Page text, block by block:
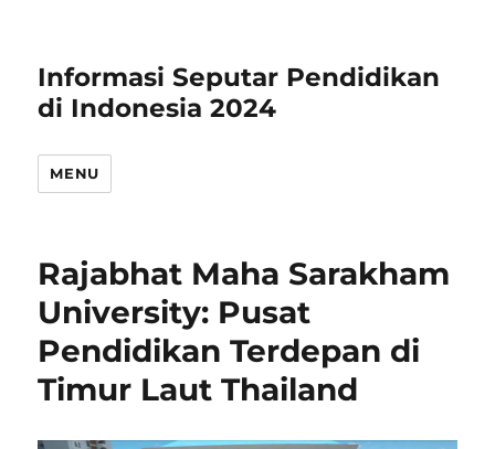
Informasi Seputar Pendidikan
di Indonesia 2024
MENU
Rajabhat Maha Sarakham
University: Pusat
Pendidikan Terdepan di
Timur Laut Thailand